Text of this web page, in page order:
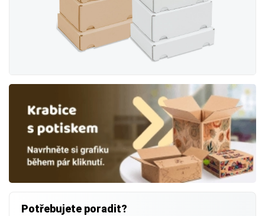
Potřebujete poradit?